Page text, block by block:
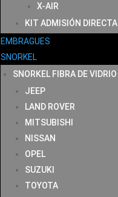
X-AIR
KIT ADMISIÓN DIRECTA
EMBRAGUES
SNORKEL
SNORKEL FIBRA DE VIDRIO
JEEP
LAND ROVER
MITSUBISHI
NISSAN
OPEL
SUZUKI
TOYOTA